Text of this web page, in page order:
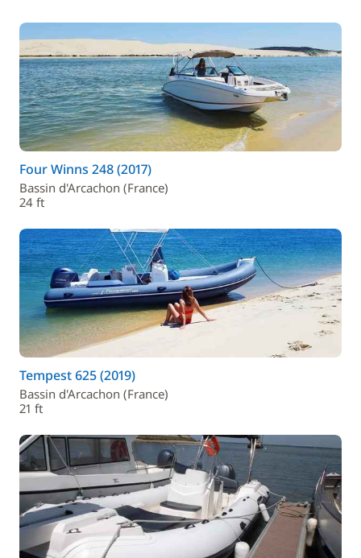
Four Winns 248 (2017)
Bassin d'Arcachon (France)
24 ft
Tempest 625 (2019)
Bassin d'Arcachon (France)
21 ft